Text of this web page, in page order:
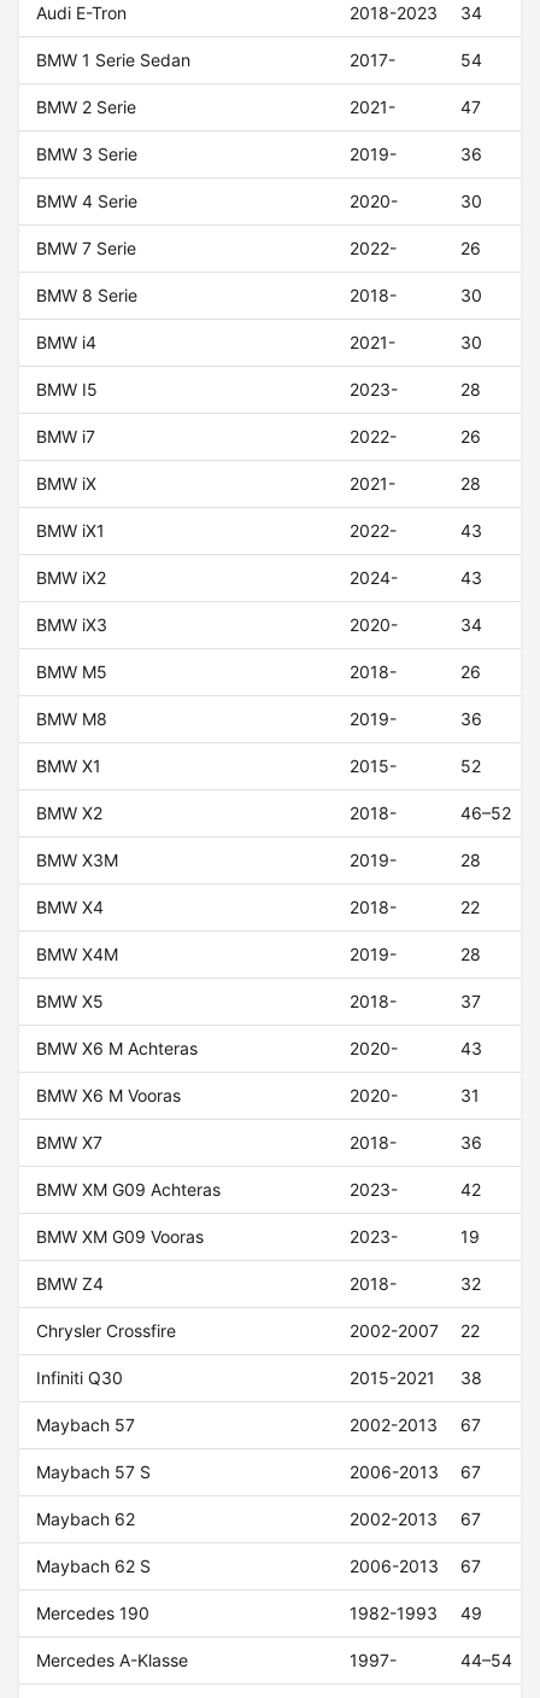
Audi E-Tron 2018-2023 34
BMW 1 Serie Sedan 2017- 54
BMW 2 Serie 2021- 47
BMW 3 Serie 2019- 36
BMW 4 Serie 2020- 30
BMW 7 Serie 2022- 26
BMW 8 Serie 2018- 30
BMW i4 2021- 30
BMW I5 2023- 28
BMW i7 2022- 26
BMW iX 2021- 28
BMW iX1 2022- 43
BMW iX2 2024- 43
BMW iX3 2020- 34
BMW M5 2018- 26
BMW M8 2019- 36
BMW X1 2015- 52
BMW X2 2018- 46–52
BMW X3M 2019- 28
BMW X4 2018- 22
BMW X4M 2019- 28
BMW X5 2018- 37
BMW X6 M Achteras 2020- 43
BMW X6 M Vooras 2020- 31
BMW X7 2018- 36
BMW XM G09 Achteras 2023- 42
BMW XM G09 Vooras 2023- 19
BMW Z4 2018- 32
Chrysler Crossfire 2002-2007 22
Infiniti Q30 2015-2021 38
Maybach 57 2002-2013 67
Maybach 57 S 2006-2013 67
Maybach 62 2002-2013 67
Maybach 62 S 2006-2013 67
Mercedes 190 1982-1993 49
Mercedes A-Klasse 1997- 44–54